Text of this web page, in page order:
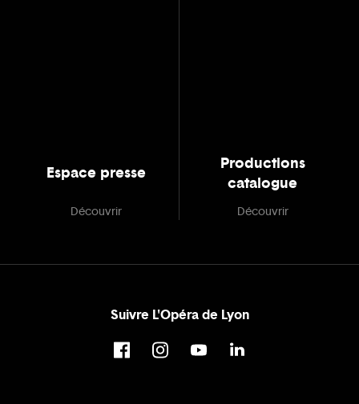
Espace presse
Découvrir
Productions
catalogue
Découvrir
Suivre L'Opéra de Lyon